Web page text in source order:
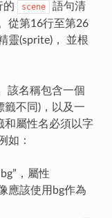
的 scene
語句清
從第16行至第26
靈(sprite)， 並根
該名稱包含一個
籤不同)，以及一
和屬性名必須以字
如：
，屬性
應該使用bg作為